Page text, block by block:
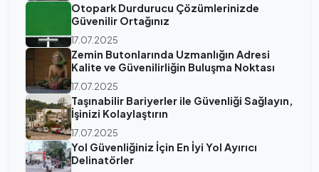
Otopark Durdurucu Çözümlerinizde
Güvenilir Ortağınız
17.07.2025
Zemin Butonlarında Uzmanlığın Adresi
Kalite ve Güvenilirliğin Buluşma Noktası
17.07.2025
Taşınabilir Bariyerler ile Güvenliği Sağlayın,
İşinizi Kolaylaştırın
17.07.2025
Yol Güvenliğiniz İçin En İyi Yol Ayırıcı
Delinatörler